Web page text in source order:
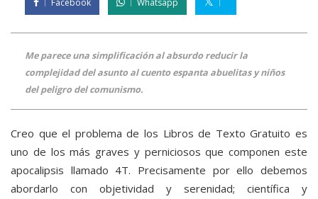
Facebook Whatsapp
Me parece una simplificación al absurdo reducir la
complejidad del asunto al cuento espanta abuelitas y niños
del peligro del comunismo.
Creo que el problema de los Libros de Texto Gratuito es
uno de los más graves y perniciosos que componen este
apocalipsis llamado 4T. Precisamente por ello debemos
abordarlo con objetividad y serenidad; científica y